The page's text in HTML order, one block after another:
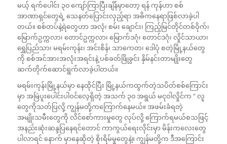
မယ့် ရက်ပေါင်း ၃၀ ကျော်ကြာပြီးချိန်မှာတော့ ရန် ကုန်ဟာ စစ်
အာဏာရှင်တွေရဲ့ သေနတ်ပြောင်းလှည့်ရာ အဓိကနေရာဖြစ်လာခဲ့ပါ
တယ်။ စစ်တပ်နဲ့ရဲတွေဟာ အလုံ၊ စမ်း ချောင်း၊ ကြည့်မြင်တိုင်တစ်ဝိုက်၊
မြောက်ဥက္ကလာ၊ တောင်ဥက္ကလာ၊ မြောက်ဒဂုံ၊ တောင်ဒဂုံ၊ လှိုင်သာယာ၊
ရွှေပြည်သာ၊ မရမ်းကုန်း၊ အင်းစိန်၊ သာကေတ၊ ဒေါပုံ စတဲ့မြို့နယ်တွေ
ကို စစ်အင်အားအလုံးအရင်းနဲ့ ပစ်ခတ်ဖြိုခွင်း နှိမ်နင်းတာမျိုးတွေ
ဆက်တိုက်ဆောင်ရွက်လာခဲ့ပါတယ်။
မရမ်းကုန်းမြို့နယ်မှာ နေထိုင်ပြီး မြို့နယ်ကထွက်တဲ့သပိတ်စစ်ကြောင်း
မှာ အမြဲပူးပေါင်းပါဝင်လေ့ရှိတဲ့ အသက် ၃၀ အရွယ် မငုဝါလှိုင်က “ လူ
တွေကိုသတ်ပြလို့ ကျွန်မတို့ကကြောက်နေမယ်။ အဖမ်းခံရတဲ့
အမျိုးသမီးတွေကို လိင်စော်ကားမှုတွေ လုပ်လို့ ကြောက်ရမယ်စသဖြင့်
အနည်းဆုံးဆန္ဒပြနေရင်တောင် ကာကွယ်ရေးလိုင်းမှာ မိန်းကလေးတွေ
ပါလာရင် နောက် မှာနေဆိုတဲ့ စိုးရိမ်မှုတွေနဲ့။ ကျွန်မတို့က ဒီအကြောင်း